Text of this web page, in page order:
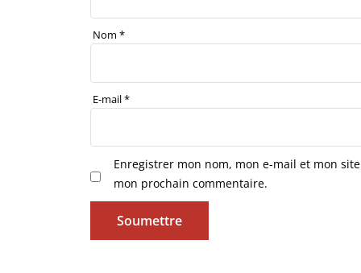
Nom*
E-mail*
Enregistrer mon nom, mon e-mail et mon
mon prochain commentaire.